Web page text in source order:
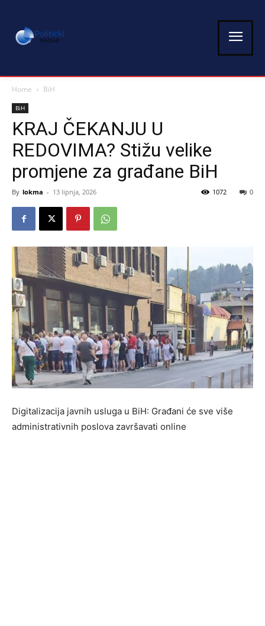
Home BiH
BiH
KRAJ ČEKANJU U
REDOVIMA? Stižu velike
promjene za građane BiH
By lokma - 13 lipnja, 2026 0
1072
Digitalizacija javnih usluga u BiH: Građani će sve više
administrativnih poslova završavati online